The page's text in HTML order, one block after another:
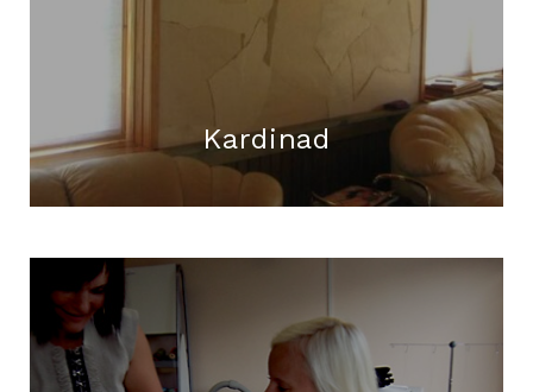
Kardinad